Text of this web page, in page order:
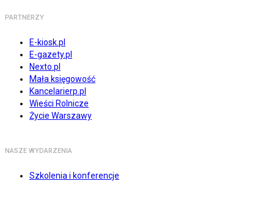
PARTNERZY
E-kiosk.pl
E-gazety.pl
Nexto.pl
Mała księgowość
Kancelarierp.pl
Wieści Rolnicze
Życie Warszawy
NASZE WYDARZENIA
Szkolenia i konferencje